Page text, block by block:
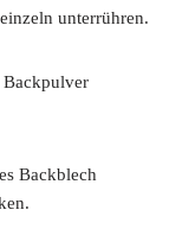
unterrühren.
Backpulver
Backblech